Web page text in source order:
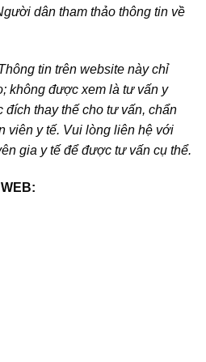
dân tham thảo thông tin về
tin trên website này chỉ
không được xem là tư vấn y
đích thay thế cho tư vấn, chẩn
viên y tế. Vui lòng liên hệ với
gia y tế để được tư vấn cụ thể.